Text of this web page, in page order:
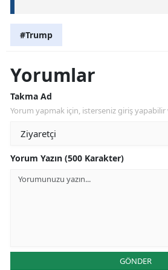
#Trump
Yorumlar
Takma Ad
Yorum yapmak için, isterseniz giriş yapabilir
Yorum Yazın (500 Karakter)
GÖNDER